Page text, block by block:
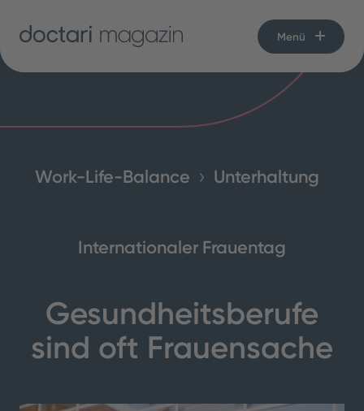
Menü
Work-Life-Balance Unterhaltung
Internationaler Frauentag
Gesundheitsberufe
sind oft Frauensache